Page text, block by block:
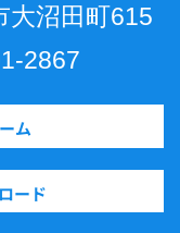
大沼田町615
2867
ム
ード